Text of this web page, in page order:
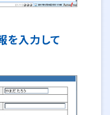
を入力して